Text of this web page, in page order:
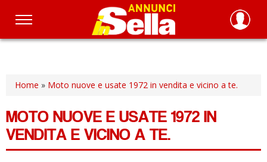
Salta
principale
Home » Moto nuove e usate 1972 in vendita e vicino a te.
MOTO NUOVE E USATE 1972 IN
VENDITA E VICINO A TE.